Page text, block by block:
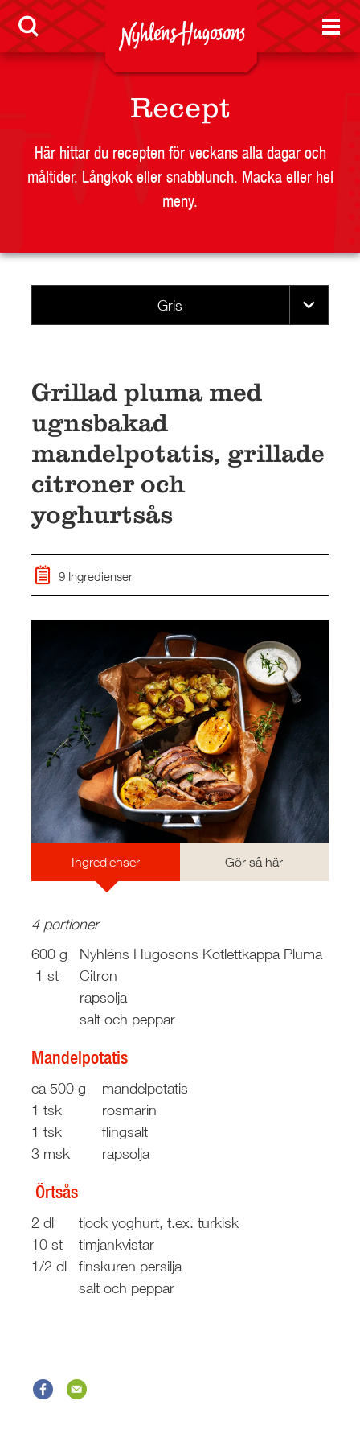
SKOLA
JOBB
PRESS
KONTAKT
Recept
Här hittar du recepten för veckans alla dagar och
måltider. Långkok eller snabblunch. Macka eller hel
meny.
Gris
Grillad pluma med
ugnsbakad
mandelpotatis, grillade
citroner och
yoghurtsås
9 Ingredienser
Ingredienser Gör så här
4 portioner
600 g
Nyhléns Hugosons Kotlettkappa Pluma
1 st
Citron
rapsolja
salt och peppar
Mandelpotatis
ca 500 g
mandelpotatis
1 tsk
rosmarin
1 tsk
flingsalt
3 msk
rapsolja
Örtsås
2 dl
tjock yoghurt, t.ex. turkisk
10 st
timjankvistar
1/2 dl
finskuren persilja
salt och peppar